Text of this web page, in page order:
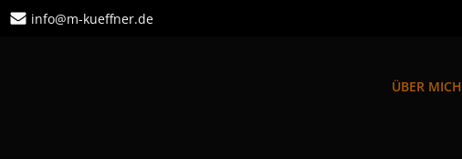
info@m-kueffner.de
ÜBER MICH